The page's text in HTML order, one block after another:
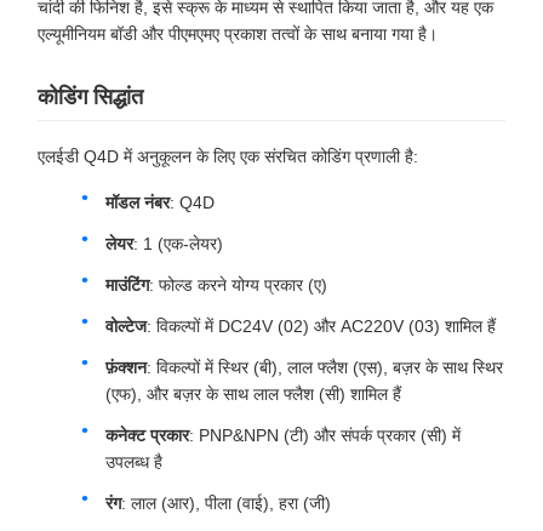
चांदी की फिनिश है, इसे स्क्रू के माध्यम से स्थापित किया जाता है, और यह एक
एल्यूमीनियम बॉडी और पीएमएमए प्रकाश तत्वों के साथ बनाया गया है।
कोडिंग सिद्धांत
एलईडी Q4D में अनुकूलन के लिए एक संरचित कोडिंग प्रणाली है:
मॉडल नंबर: Q4D
लेयर: 1 (एक-लेयर)
माउंटिंग: फोल्ड करने योग्य प्रकार (ए)
वोल्टेज: विकल्पों में DC24V (02) और AC220V (03) शामिल हैं
फ़ंक्शन: विकल्पों में स्थिर (बी), लाल फ्लैश (एस), बज़र के साथ स्थिर
(एफ), और बज़र के साथ लाल फ्लैश (सी) शामिल हैं
कनेक्ट प्रकार: PNP&NPN (टी) और संपर्क प्रकार (सी) में
उपलब्ध है
रंग: लाल (आर), पीला (वाई), हरा (जी)